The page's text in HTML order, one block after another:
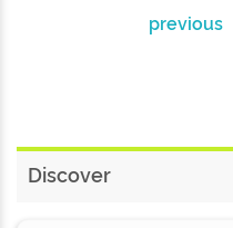
previous
Discover